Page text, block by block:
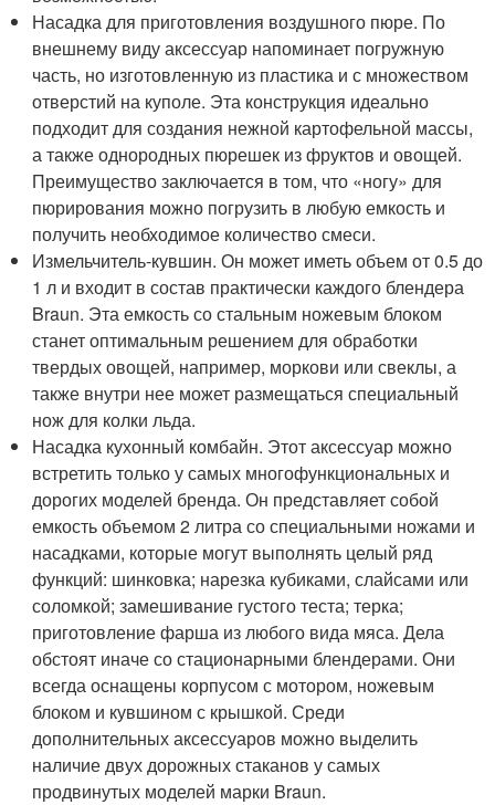
Насадка для приготовления воздушного пюре. По
внешнему виду аксессуар напоминает погружную
часть, но изготовленную из пластика и с множеством
отверстий на куполе. Эта конструкция идеально
подходит для создания нежной картофельной массы,
а также однородных пюрешек из фруктов и овощей.
Преимущество заключается в том, что «ногу» для
пюрирования можно погрузить в любую емкость и
получить необходимое количество смеси.
Измельчитель-кувшин. Он может иметь объем от 0.5 до
1 л и входит в состав практически каждого блендера
Braun. Эта емкость со стальным ножевым блоком
станет оптимальным решением для обработки
твердых овощей, например, моркови или свеклы, а
также внутри нее может размещаться специальный
нож для колки льда.
Насадка кухонный комбайн. Этот аксессуар можно
встретить только у самых многофункциональных и
дорогих моделей бренда. Он представляет собой
емкость объемом 2 литра со специальными ножами и
насадками, которые могут выполнять целый ряд
функций: шинковка; нарезка кубиками, слайсами или
соломкой; замешивание густого теста; терка;
приготовление фарша из любого вида мяса. Дела
обстоят иначе со стационарными блендерами. Они
всегда оснащены корпусом с мотором, ножевым
блоком и кувшином с крышкой. Среди
дополнительных аксессуаров можно выделить
наличие двух дорожных стаканов у самых
продвинутых моделей марки Braun.